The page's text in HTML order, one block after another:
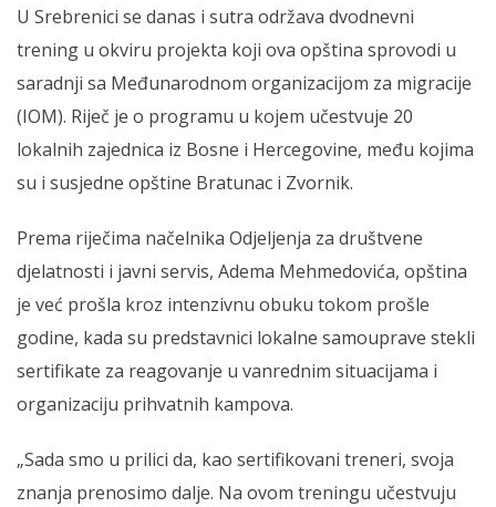
U Srebrenici se danas i sutra održava dvodnevni
trening u okviru projekta koji ova opština sprovodi u
saradnji sa Međunarodnom organizacijom za migracije
(IOM). Riječ je o programu u kojem učestvuje 20
lokalnih zajednica iz Bosne i Hercegovine, među kojima
su i susjedne opštine Bratunac i Zvornik.
Prema riječima načelnika Odjeljenja za društvene
djelatnosti i javni servis, Adema Mehmedovića, opština
je već prošla kroz intenzivnu obuku tokom prošle
godine, kada su predstavnici lokalne samouprave stekli
sertifikate za reagovanje u vanrednim situacijama i
organizaciju prihvatnih kampova.
„Sada smo u prilici da, kao sertifikovani treneri, svoja
znanja prenosimo dalje. Na ovom treningu učestvuju